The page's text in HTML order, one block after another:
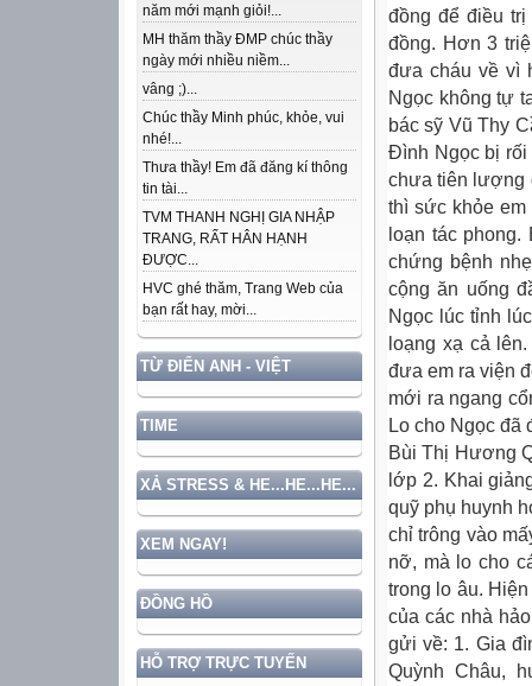
năm mới mạnh giỏi!...
MH thăm thầy ĐMP chúc thầy
ngày mới nhiều niềm...
vâng ;)...
Chúc thầy Minh phúc, khỏe, vui
nhé!...
Thưa thầy! Em đã đăng kí thông
tin tài...
TVM THANH NGHỊ GIA NHẬP
TRANG, RẤT HÂN HẠNH
ĐƯỢC...
HVC ghé thăm, Trang Web của
bạn rất hay, mời...
TỪ ĐIỂN ANH - VIỆT
TIME
XẢ STRESS & HE...HE...HE...
XEM NGAY!
ĐỒNG HỒ
HỖ TRỢ TRỰC TUYẾN
đồng để điều
đồng. Hơn 3
đưa cháu về vì
Ngọc không tự
bác sỹ Vũ Thy
Đình Ngọc bị rối
chưa tiên lượng
thì sức khỏe
loạn tác
chứng bệnh
cộng ăn uống
Ngọc lúc tỉnh
loạng xạ cả
đưa em ra viện
mới ra ngang
Lo cho Ngọc đã
Bùi Thị Hương
lớp 2. Khai
quỹ phụ huynh
chỉ trông vào
nỡ, mà lo cho
trong lo âu.
của các nhà
gửi về: 1. Gia
Quỳnh Châu,